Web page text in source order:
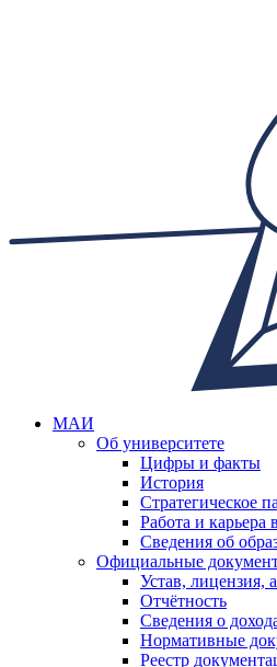
МАИ
Об университете
Цифры и факты
История
Стратегическое
Работа и
Сведения об
Официальные
Устав, лицензия,
Отчётность
Сведения о
Нормативные
Реестр